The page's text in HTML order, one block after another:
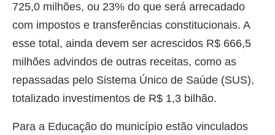
725,0 milhões, ou 23% do que será arrecadado
com impostos e transferências constitucionais. A
esse total, ainda devem ser acrescidos R$ 666,5
milhões advindos de outras receitas, como as
repassadas pelo Sistema Único de Saúde (SUS),
totalizado investimentos de R$ 1,3 bilhão.
Para a Educação do município estão vinculados